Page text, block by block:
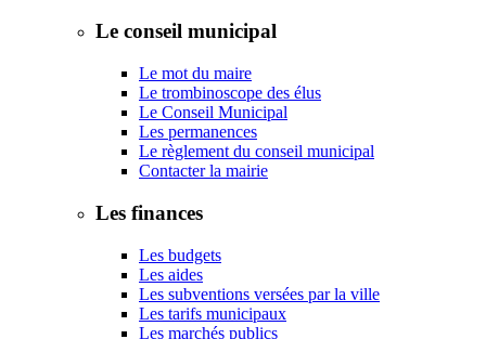
Le conseil municipal
Le mot du maire
Le trombinoscope des élus
Le Conseil Municipal
Les permanences
Le règlement du conseil municipal
Contacter la mairie
Les finances
Les budgets
Les aides
Les subventions versées par la ville
Les tarifs municipaux
Les marchés publics